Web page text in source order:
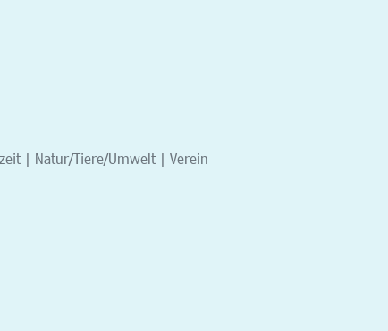
| Natur/Tiere/Umwelt | Verein